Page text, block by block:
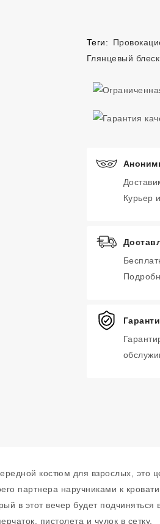
Теги:
Глянцевый блеск
Курьер
костюм для взрослых,
партнера наручниками к
в этот вечер будет
пистолета и чулок в сетку.